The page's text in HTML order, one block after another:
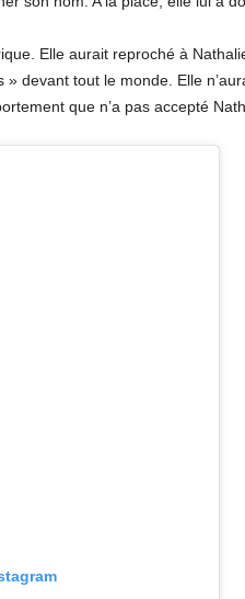
Elle aurait reproché à
devant tout le monde. Elle
que n’a pas accepté